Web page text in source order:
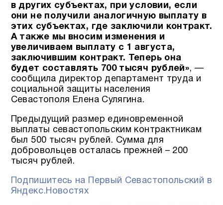
в других субъектах, при условии, если
они не получили аналогичную выплату в
этих субъектах, где заключили контракт.
А также мы вносим изменения и
увеличиваем выплату с 1 августа,
заключившим контракт. Теперь она
будет составлять 700 тысяч рублей», —
сообщила директор департамент труда и
социальной защиты населения
Севастополя Елена Сулягина.
Предыдущий размер единовременной
выплаты севастопольским контрактникам
был 500 тысяч рублей. Сумма для
добровольцев осталась прежней – 200
тысяч рублей.
Подпишитесь на Первый Севастопольский в
Яндекс.Новостях